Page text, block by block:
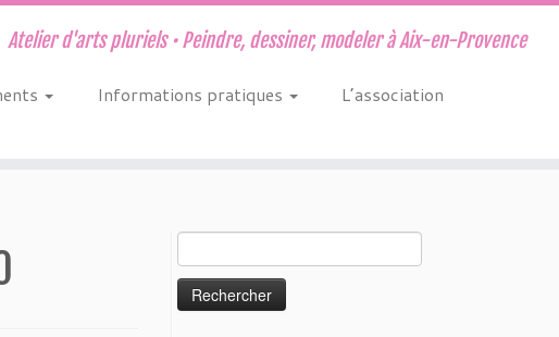
Atelier d'arts pluriels • Peindre, dessiner, modeler à Aix-en-Provence
Informations pratiques
L’association